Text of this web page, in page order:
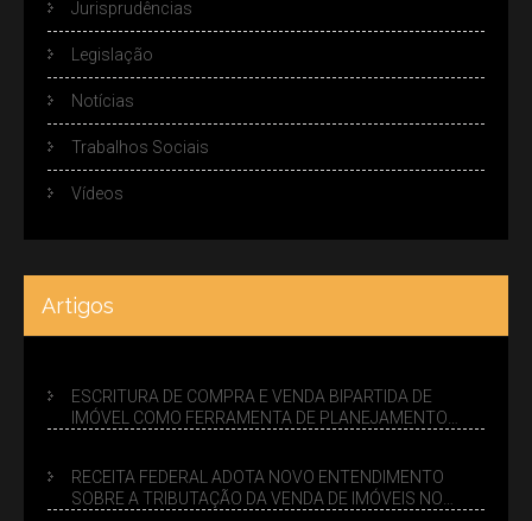
Jurisprudências
Legislação
Notícias
Trabalhos Sociais
Vídeos
Artigos
ESCRITURA DE COMPRA E VENDA BIPARTIDA DE
IMÓVEL COMO FERRAMENTA DE PLANEJAMENTO
RECEITA FEDERAL ADOTA NOVO ENTENDIMENTO
SOBRE A TRIBUTAÇÃO DA VENDA DE IMÓVEIS NO